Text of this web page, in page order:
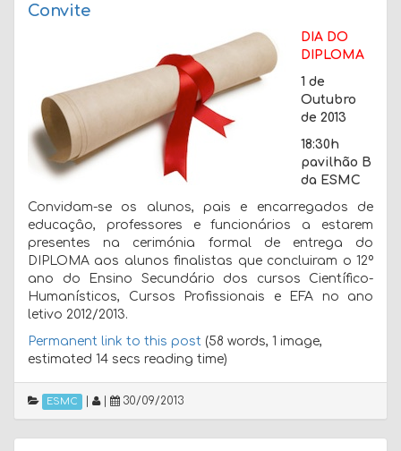
Convite
DIA DO
DIPLOMA
1 de
Outubro
de 2013
18:30h
pavilhão B
da ESMC
Convidam-se os alunos, pais e encarregados de
educaçâo, professores e funcionários a estarem
presentes na cerimónia formal de entrega do
DIPLOMA aos alunos finalistas que concluiram o 12º
ano do Ensino Secundário dos cursos Científico-
Humanísticos, Cursos Profissionais e EFA no ano
letivo 2012/2013.
Permanent link to this post (58 words, 1 image,
estimated 14 secs reading time)
ESMC 30/09/2013